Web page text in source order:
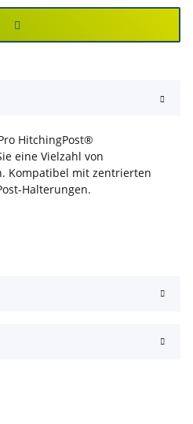
HitchingPost®
eine Vielzahl von
Kompatibel mit zentrierten
Halterungen.